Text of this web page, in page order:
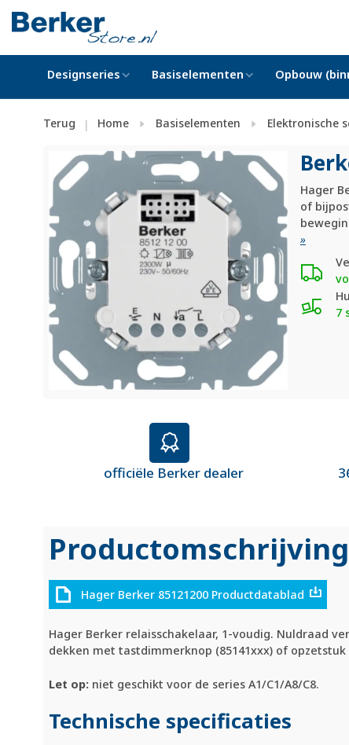
Designseries Basiselementen Opbouw
Terug | Home Basiselementen Elektronische
Hager
of
»
7
officiële Berker dealer
Productomschrijving
Hager Berker 85121200 Productdatablad
Hager Berker relaisschakelaar, 1-voudig. Nuldraad
dekken met tastdimmerknop (85141xxx) of
Let op: niet geschikt voor de series A1/C1/A8/C8.
Technische specificaties